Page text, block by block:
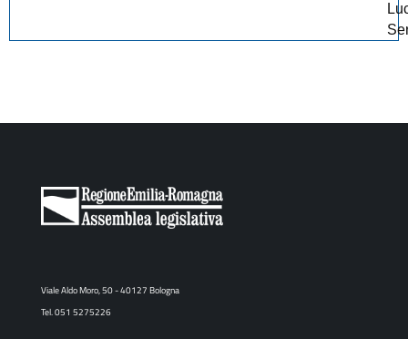
Viale Aldo Moro, 50 - 40127 Bologna
Tel. 051 5275226